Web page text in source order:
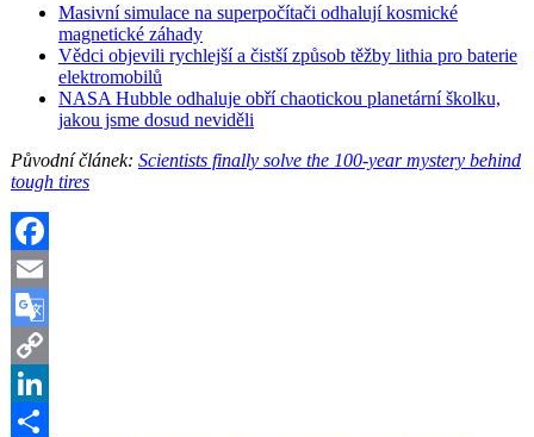
Masivní simulace na superpočítači odhalují kosmické
magnetické záhady
Vědci objevili rychlejší a čistší způsob těžby lithia pro baterie
elektromobilů
NASA Hubble odhaluje obří chaotickou planetární školku,
jakou jsme dosud neviděli
Původní článek: Scientists finally solve the 100-year mystery behind
tough tires
Facebook
Email
Google
Translate
Copy
Link
LinkedIn